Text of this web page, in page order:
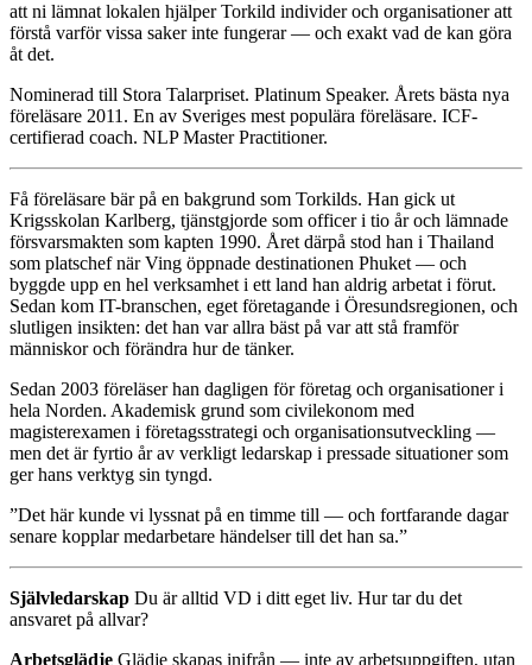
att ni lämnat lokalen hjälper Torkild individer och organisationer att
förstå varför vissa saker inte fungerar — och exakt vad de kan göra
åt det.
Nominerad till Stora Talarpriset. Platinum Speaker. Årets bästa nya
föreläsare 2011. En av Sveriges mest populära föreläsare. ICF-
certifierad coach. NLP Master Practitioner.
Få föreläsare bär på en bakgrund som Torkilds. Han gick ut
Krigsskolan Karlberg, tjänstgjorde som officer i tio år och lämnade
försvarsmakten som kapten 1990. Året därpå stod han i Thailand
som platschef när Ving öppnade destinationen Phuket — och
byggde upp en hel verksamhet i ett land han aldrig arbetat i förut.
Sedan kom IT-branschen, eget företagande i Öresundsregionen, och
slutligen insikten: det han var allra bäst på var att stå framför
människor och förändra hur de tänker.
Sedan 2003 föreläser han dagligen för företag och organisationer i
hela Norden. Akademisk grund som civilekonom med
magisterexamen i företagsstrategi och organisationsutveckling —
men det är fyrtio år av verkligt ledarskap i pressade situationer som
ger hans verktyg sin tyngd.
”Det här kunde vi lyssnat på en timme till — och fortfarande dagar
senare kopplar medarbetare händelser till det han sa.”
Självledarskap Du är alltid VD i ditt eget liv. Hur tar du det
ansvaret på allvar?
Arbetsglädje Glädje skapas inifrån — inte av arbetsuppgiften, utan